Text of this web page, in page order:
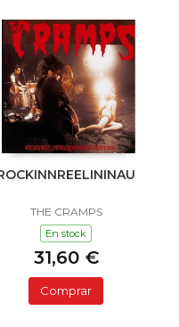
THE CRAMPS
En stock
31,60 €
Comprar